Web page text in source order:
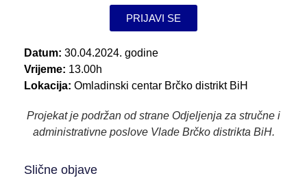
PRIJAVI SE
Datum: 30.04.2024. godine
Vrijeme: 13.00h
Lokacija: Omladinski centar Brčko distrikt BiH
Projekat je podržan od strane Odjeljenja za stručne i
administrativne poslove Vlade Brčko distrikta BiH.
Slične objave